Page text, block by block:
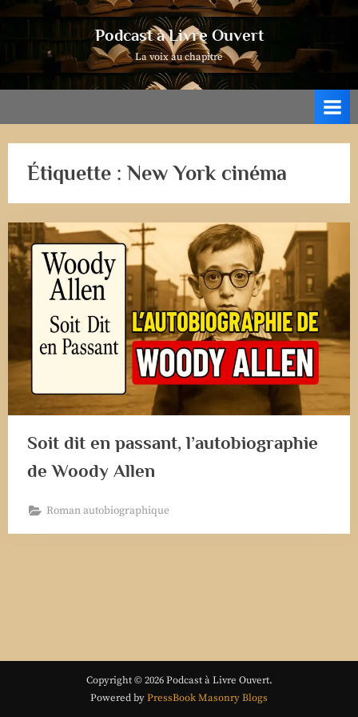
Podcast à Livre Ouvert
La voix au chapitre
Étiquette : New York cinéma
Soit dit en passant, l’autobiographie
de Woody Allen
Roman autobiographique
Copyright © 2026 Podcast à Livre Ouvert.
Powered byPressBook Masonry Blogs